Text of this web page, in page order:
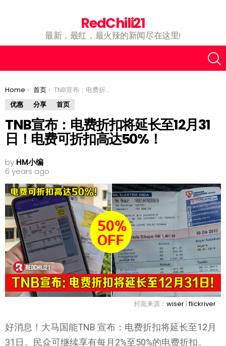
RedChili21
最新，最红，最火辣的新闻尽在这里!
You are here:
Home 首页
TNB宣布：电费折扣将延长至12月31日！电费可折扣高达50%！
优惠
分享 首页
TNB宣布：电费折扣将延长至12月31
日！电费可折扣高达50%！
by HM小编
6 years ago
封面来源： wiser |flickriver
好消息！大马国能TNB 宣布：电费折扣将延长至12月
31日。民众可继续享有每月2%至50%的电费折扣。